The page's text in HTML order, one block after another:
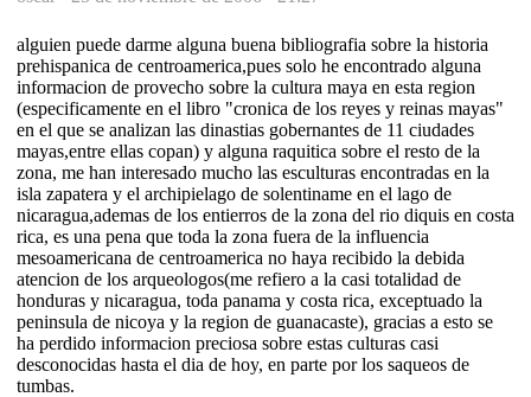
alguien puede darme alguna buena bibliografia sobre la historia
prehispanica de centroamerica,pues solo he encontrado alguna
informacion de provecho sobre la cultura maya en esta region
(especificamente en el libro "cronica de los reyes y reinas mayas"
en el que se analizan las dinastias gobernantes de 11 ciudades
mayas,entre ellas copan) y alguna raquitica sobre el resto de la
zona, me han interesado mucho las esculturas encontradas en la
isla zapatera y el archipielago de solentiname en el lago de
nicaragua,ademas de los entierros de la zona del rio diquis en costa
rica, es una pena que toda la zona fuera de la influencia
mesoamericana de centroamerica no haya recibido la debida
atencion de los arqueologos(me refiero a la casi totalidad de
honduras y nicaragua, toda panama y costa rica, exceptuado la
peninsula de nicoya y la region de guanacaste), gracias a esto se
ha perdido informacion preciosa sobre estas culturas casi
desconocidas hasta el dia de hoy, en parte por los saqueos de
tumbas.